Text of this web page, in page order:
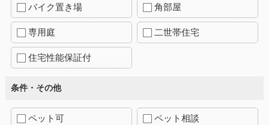
バイク置き場 角部屋
専用庭 二世帯住宅
住宅性能保証付
条件・その他
ペット可 ペット相談